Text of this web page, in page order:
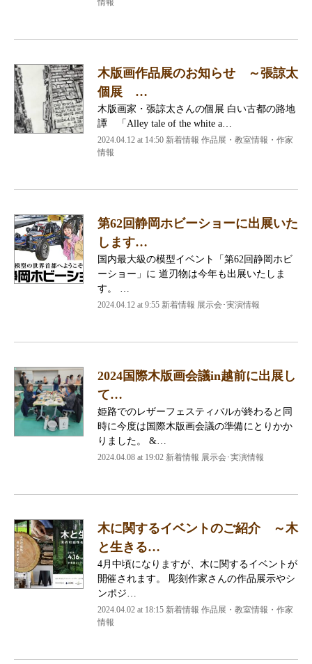
情報
木版画作品展のお知らせ ～張諒太
個展 …
木版画家・張諒太さんの個展 白い古都の路地
譚 「Alley tale of the white a…
2024.04.12 at 14:50 新着情報 作品展・教室情報・作家
情報
第62回静岡ホビーショーに出展いた
します…
国内最大級の模型イベント「第62回静岡ホビ
ーショー」に 道刃物は今年も出展いたしま
す。 …
2024.04.12 at 9:55 新着情報 展示会･実演情報
2024国際木版画会議in越前に出展し
て…
姫路でのレザーフェスティバルが終わると同
時に今度は国際木版画会議の準備にとりかか
りました。 &…
2024.04.08 at 19:02 新着情報 展示会･実演情報
木に関するイベントのご紹介 ～木
と生きる…
4月中頃になりますが、木に関するイベントが
開催されます。 彫刻作家さんの作品展示やシ
ンポジ…
2024.04.02 at 18:15 新着情報 作品展・教室情報・作家
情報